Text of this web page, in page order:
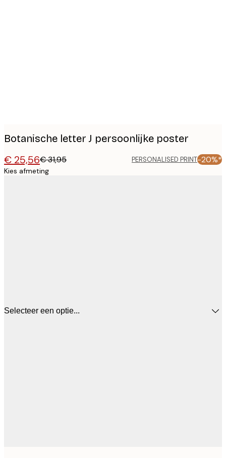
Botanische letter J persoonlijke poster
€ 25,56€ 31,95 PERSONALISED PRINT-20%*
Kies afmeting
Selecteer een optie...